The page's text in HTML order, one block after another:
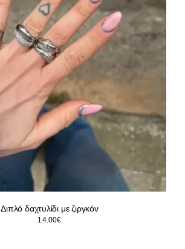
Διπλό δαχτυλίδι με ζιργκόν
14.00€